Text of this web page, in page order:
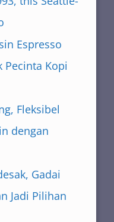
Espresso
Pecinta Kopi
Fleksibel
dengan
Gadai
Jadi Pilihan